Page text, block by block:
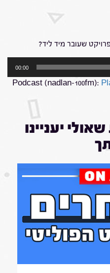
שעובר מיד ליד?
00:00
Podcast (nadlan-100fm):
יעניינו